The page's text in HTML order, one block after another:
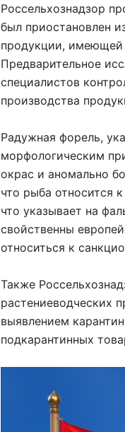
Россельхознадзор
был приостановлен
продукции, имеющей
Предварительное
специалистов
производства
Радужная форель,
морфологическим
окрас и аномально
что рыба относится
что указывает на
свойственны
относиться к
Также
растениеводческих
выявлением
подкарантинных